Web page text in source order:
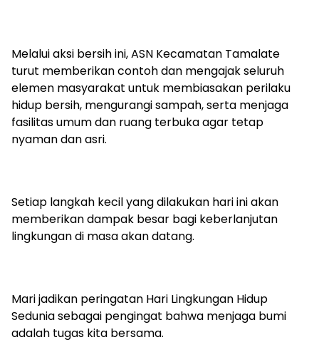
Melalui aksi bersih ini, ASN Kecamatan Tamalate
turut memberikan contoh dan mengajak seluruh
elemen masyarakat untuk membiasakan perilaku
hidup bersih, mengurangi sampah, serta menjaga
fasilitas umum dan ruang terbuka agar tetap
nyaman dan asri.
Setiap langkah kecil yang dilakukan hari ini akan
memberikan dampak besar bagi keberlanjutan
lingkungan di masa akan datang.
Mari jadikan peringatan Hari Lingkungan Hidup
Sedunia sebagai pengingat bahwa menjaga bumi
adalah tugas kita bersama.